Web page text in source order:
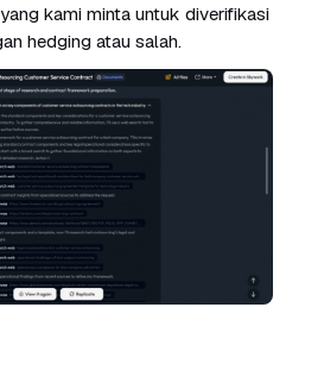
kami minta untuk diverifikasi
hedging atau salah.